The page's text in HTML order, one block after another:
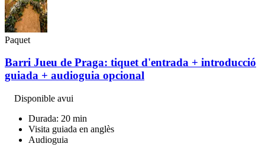
Paquet
Barri Jueu de Praga: tiquet d'entrada + introducció
guiada + audioguia opcional
Disponible avui
Durada: 20 min
Visita guiada en anglès
Audioguia